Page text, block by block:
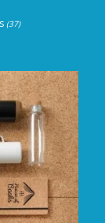
(37)